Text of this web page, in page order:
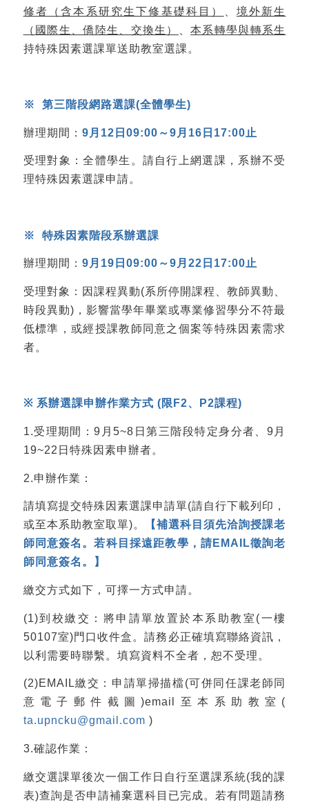
修者（含本系研究生下修基礎科目）
境外新生
（國際生、僑陸生、交換生）
、本系轉學與轉系生
持特殊因素選課單送助教室選課。
※ 第三階段網路選課(全體學生)
辦理期間： 9 月 12 日09:00 ～9 月 16 日 17:00 止
受理對象：全體學生。請自行上網選課，系辦不受
理特殊因素選課申請。
※ 特殊因素階段系辦選課
辦理期間： 9 月 19 日 09:00 ～9 月 22 日 17:00 止
受理對象：因課程異動(系所停開課程、教師異動、
時段異動)，影響當學年畢業或專業修習學分不符最
低標準，或經授課教師同意之個案等特殊因素需求
者。
※ 系辦選課申辦作業方式 (限 F2、 P2課程)
1.受理期間：9月5~8日第三階段特定身分者、9月
19~22日特殊因素申辦者。
2.申辦作業：
請填寫提交特殊因素選課申請單(請自行下載列印，
或至本系助教室取單)。
【補選科目須先洽詢授課老
師同意簽名。若科目採遠距教學，請EMAIL徵詢老
師同意簽名。】
繳交方式如下，可擇一方式申請。
(1)到校繳交：將申請單放置於本系助教室(一樓
50107室)門口收件盒。請務必正確填寫聯絡資訊，
以利需要時聯繫。填寫資料不全者，恕不受理。
(2)EMAIL繳交：申請單掃描檔(可併同任課老師同
意電子郵件截圖)email至本系助教室(
ta.upncku@gmail.com )
3.確認作業：
繳交選課單後次一個工作日自行至選課系統(我的課
表)查詢是否申請補棄選科目已完成。若有問題請務